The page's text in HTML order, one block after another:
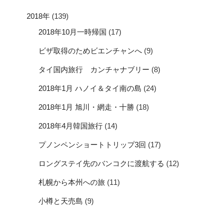
2018年 (139)
2018年10月一時帰国 (17)
ビザ取得のためビエンチャンへ (9)
タイ国内旅行 カンチャナブリー (8)
2018年1月 ハノイ＆タイ南の島 (24)
2018年1月 旭川・網走・十勝 (18)
2018年4月韓国旅行 (14)
プノンペンショートトリップ3回 (17)
ロングステイ先のバンコクに渡航する (12)
札幌から本州への旅 (11)
小樽と天売島 (9)